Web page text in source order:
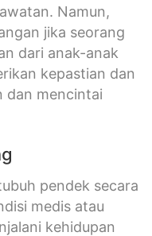
Namun,
jika seorang
dari anak-anak
kepastian dan
dan mencintai
pendek secara
medis atau
kehidupan